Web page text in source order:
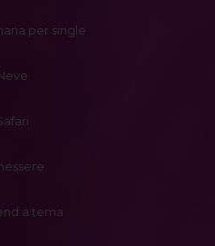
per single
a tema